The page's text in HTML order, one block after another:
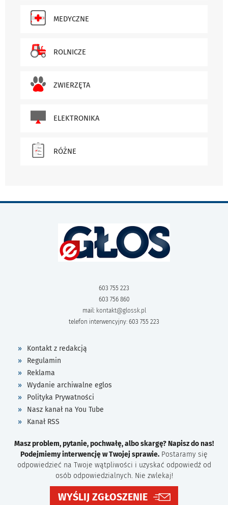
MEDYCZNE
ROLNICZE
ZWIERZĘTA
ELEKTRONIKA
RÓŻNE
603 755 223
603 756 860
mail: kontakt@glossk.pl
telefon interwencyjny: 603 755 223
Kontakt z redakcją
Regulamin
Reklama
Wydanie archiwalne eglos
Polityka Prywatności
Nasz kanał na You Tube
Kanał RSS
Masz problem, pytanie, pochwałę, albo skargę? Napisz do nas!
Podejmiemy interwencję w Twojej sprawie. Postaramy się
odpowiedzieć na Twoje wątpliwości i uzyskać odpowiedź od
osób odpowiedzialnych. Nie zwlekaj!
WYŚLIJ ZGŁOSZENIE